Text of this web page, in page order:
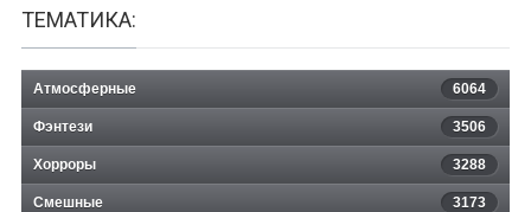
ТЕМАТИКА:
Атмосферные 6064
Фэнтези 3506
Хорроры 3288
Смешные 3173